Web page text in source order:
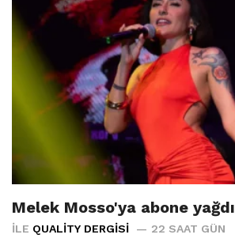
Melek Mosso'ya abone yağdı
İLE QUALITY DERGISI 22 SAAT GÜN